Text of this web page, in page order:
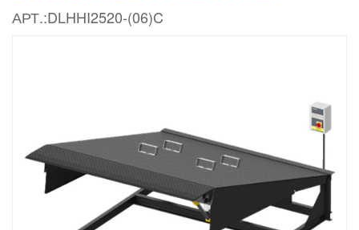
АРТ.:DLHHI2520-(06)C